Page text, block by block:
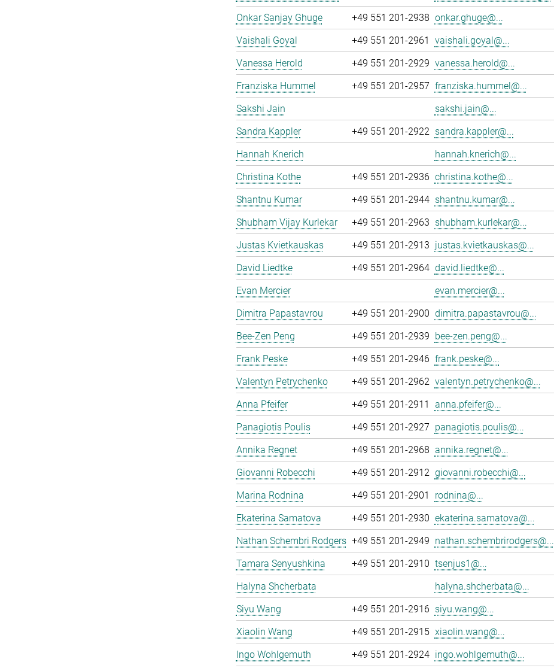
Onkar Sanjay Ghuge
+49 551 201-2938 onkar.ghuge@...
Vaishali Goyal
+49 551 201-2961
vaishali.goyal@...
Vanessa Herold
+49 551 201-2929 vanessa.herold@...
Franziska Hummel
+49 551 201-2957 franziska.hummel@...
Sakshi Jain
sakshi.jain@...
Sandra Kappler
+49 551 201-2922 sandra.kappler@...
Hannah Knerich
hannah.knerich@...
Christina Kothe
+49 551 201-2936 christina.kothe@...
Shantnu Kumar
+49 551 201-2944 shantnu.kumar@...
Shubham Vijay Kurlekar
+49 551 201-2963 shubham.kurlekar@...
Justas Kvietkauskas
+49 551 201-2913 justas.kvietkauskas@...
David Liedtke
+49 551 201-2964 david.liedtke@...
Evan Mercier
evan.mercier@...
Dimitra Papastavrou
+49 551 201-2900 dimitra.papastavrou@...
Bee-Zen Peng
+49 551 201-2939 bee-zen.peng@...
Frank Peske
+49 551 201-2946 frank.peske@...
Valentyn Petrychenko
+49 551 201-2962 valentyn.petrychenko@...
Anna Pfeifer
+49 551 201-2911
anna.pfeifer@...
Panagiotis Poulis
+49 551 201-2927 panagiotis.poulis@...
Annika Regnet
+49 551 201-2968 annika.regnet@...
Giovanni Robecchi
+49 551 201-2912 giovanni.robecchi@...
Marina Rodnina
+49 551 201-2901
rodnina@...
Ekaterina Samatova
+49 551 201-2930 ekaterina.samatova@...
Nathan Schembri Rodgers +49 551 201-2949 nathan.schembrirodgers@...
Tamara Senyushkina
+49 551 201-2910 tsenjus1@...
Halyna Shcherbata
halyna.shcherbata@...
Siyu Wang
+49 551 201-2916 siyu.wang@...
Xiaolin Wang
+49 551 201-2915 xiaolin.wang@...
Ingo Wohlgemuth
+49 551 201-2924 ingo.wohlgemuth@...